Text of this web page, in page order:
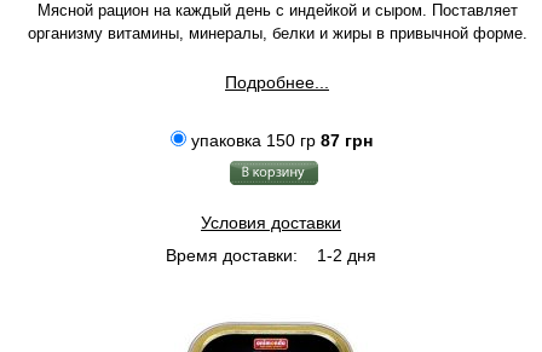
Мясной рацион на каждый день с индейкой и сыром. Поставляет
организму витамины, минералы, белки и жиры в привычной форме.
Подробнее...
упаковка 150 гр 87 грн
Условия доставки
Время доставки:
1-2 дня